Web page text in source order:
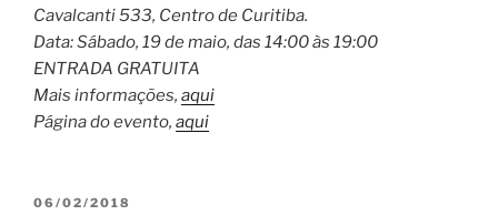
Cavalcanti 533, Centro de Curitiba.
Data: Sábado, 19 de maio, das 14:00 às 19:00
ENTRADA GRATUITA
Mais informações, aqui
Página do evento, aqui
PUBLICADO
06/02/2018